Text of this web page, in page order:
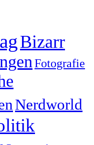
Bizarr
Fotografie
Nerdworld